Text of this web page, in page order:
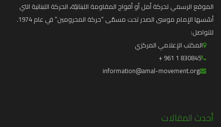
الموقع الرسمي لحركة أمل أو أفواج المقاومة اللبنانيّة،الحركة اللبنانية التي
أسّسها الإمام موسى الصدر تحت مسمّى “حركة المحرومين” في عام 1974.
للتواصل:
المكتب الإعلامي المركزي
830845 1 961 +
information@amal-movement.org
أحدث المقالات